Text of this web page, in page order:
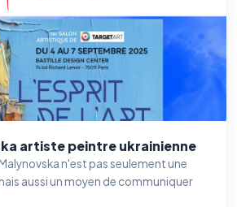
artiste peintre ukrainienne
n'est pas seulement une
aussi un moyen de communiquer